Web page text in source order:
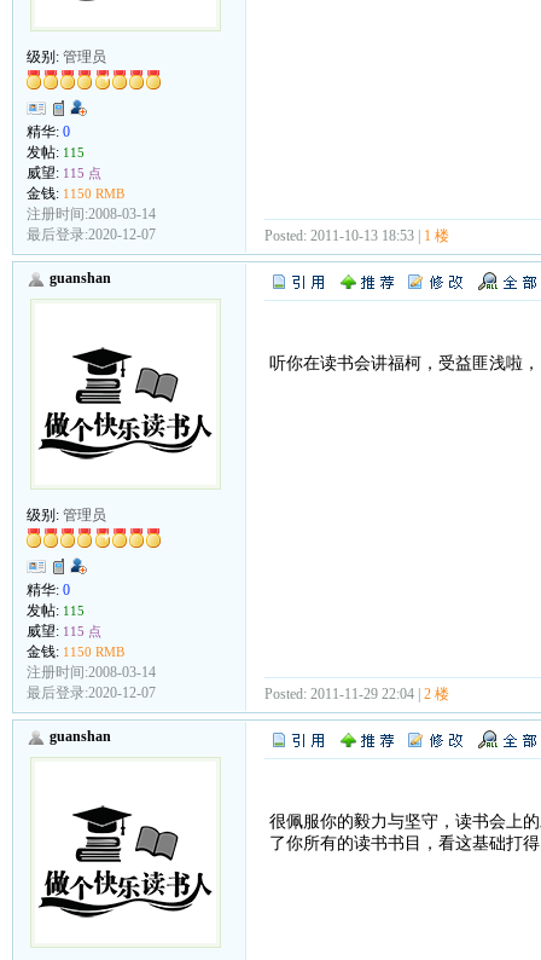
级别: 管理员
精华: 0
发帖: 115
威望: 115 点
金钱: 1150 RMB
注册时间:2008-03-14
最后登录:2020-12-07
Posted: 2011-10-13 18:53 | 1 楼
guanshan
级别: 管理员
精华: 0
发帖: 115
威望: 115 点
金钱: 1150 RMB
注册时间:2008-03-14
最后登录:2020-12-07
听你在读书会讲福柯，受益匪浅啦
Posted: 2011-11-29 22:04 | 2 楼
guanshan
很佩服你的毅力与坚守，读书会上
了你所有的读书书目，看这基础打